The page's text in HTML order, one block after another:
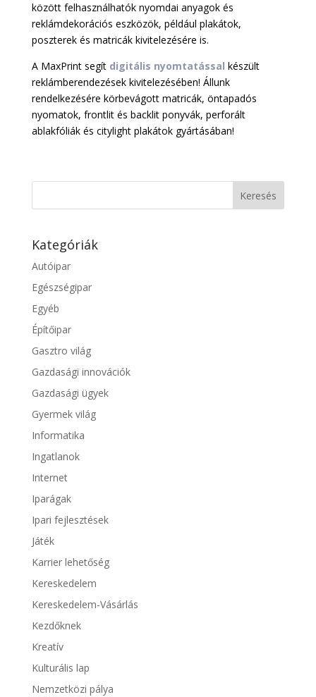
között felhasználhatók nyomdai anyagok és
reklámdekorációs eszközök, például plakátok,
poszterek és matricák kivitelezésére is.
A MaxPrint segít digitális nyomtatással készült
reklámberendezések kivitelezésében! Állunk
rendelkezésére körbevágott matricák, öntapadós
nyomatok, frontlit és backlit ponyvák, perforált
ablakfóliák és citylight plakátok gyártásában!
Kategóriák
Autóipar
Egészségipar
Egyéb
Építőipar
Gasztro világ
Gazdasági innovációk
Gazdasági ügyek
Gyermek világ
Informatika
Ingatlanok
Internet
Iparágak
Ipari fejlesztések
Játék
Karrier lehetőség
Kereskedelem
Kereskedelem-Vásárlás
Kezdőknek
Kreatív
Kulturális lap
Nemzetközi pálya